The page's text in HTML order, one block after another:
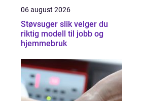
06 august 2026
Støvsuger slik velger du
riktig modell til jobb og
hjemmebruk